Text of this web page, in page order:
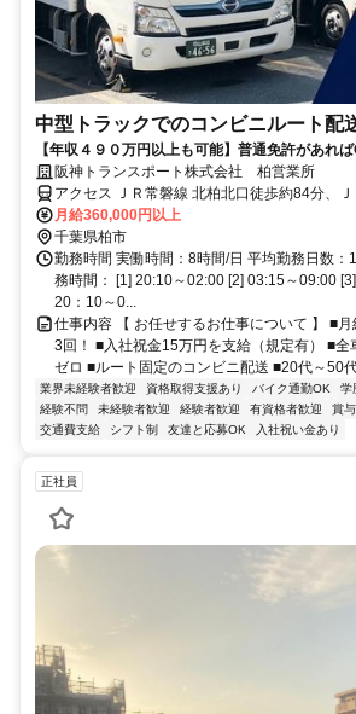
中型トラックでのコンビニルート配
【年収４９０万円以上も可能】普通免許があれ
慮！連休取得も可能◎ETC利用可能！毎日定時に
【賞与年3回】
阪神トランスポート株式会社 柏営業所
アクセス ＪＲ常磐線 北柏北口徒歩約84分、
85分、東武野田線 柏西口徒歩約85分
月給360,000円以上
千葉県柏市
勤務時間 実働時間：8時間/日 平均勤務日数：
務時間： [1] 20:10～02:00 [2] 03:15～09:00
20：10～0...
仕事内容 【 お任せするお仕事について 】 ■
3回！ ■入社祝金15万円を支給（規定有） ■全
ゼロ ■ルート固定のコンビニ配送 ■20代～50
業界未経験者歓迎 資格取得支援あり バイク通勤OK 学
経験不問
未経験者歓迎 経験者歓迎 有資格者歓迎 賞
交通費支給
シフト制 友達と応募OK 入社祝い金あり
正社員